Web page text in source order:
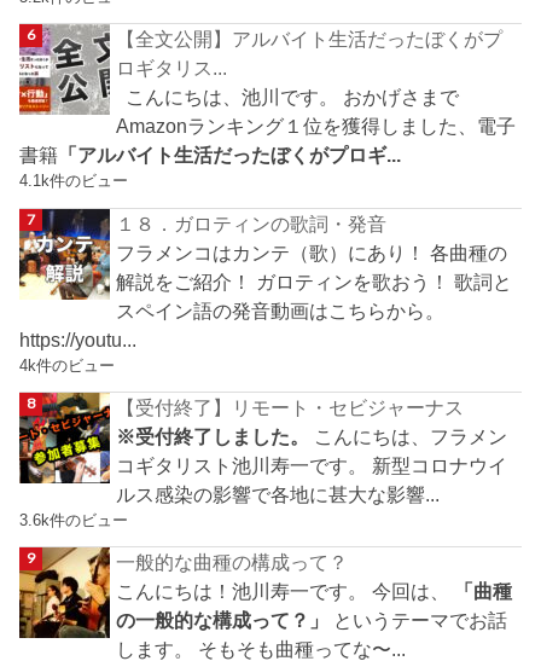
【全文公開】アルバイト生活だったぼくがプ
ロギタリス...
こんにちは、池川です。 おかげさまで
Amazonランキング１位を獲得しました、電子
書籍 「アルバイト生活だったぼくがプロギ...
4.1k件のビュー
１８．ガロティンの歌詞・発音
フラメンコはカンテ（歌）にあり！ 各曲種の
解説をご紹介！ ガロティンを歌おう！ 歌詞と
スペイン語の発音動画はこちらから。
https://youtu...
4k件のビュー
【受付終了】リモート・セビジャーナス
※受付終了しました。
こんにちは、フラメン
コギタリスト池川寿一です。 新型コロナウイ
ルス感染の影響で各地に甚大な影響...
3.6k件のビュー
一般的な曲種の構成って？
こんにちは！池川寿一です。 今回は、
「曲種
の一般的な構成って？」
というテーマでお話
します。 そもそも曲種ってな〜...